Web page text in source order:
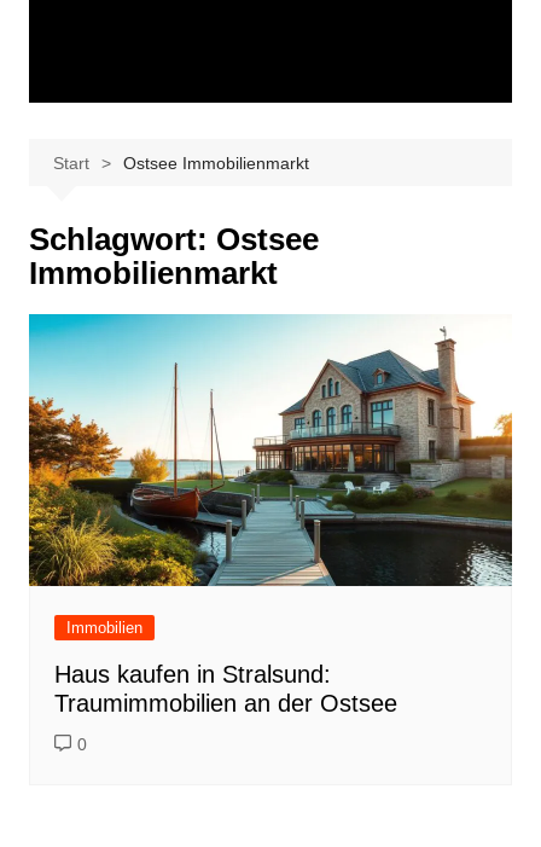
Start Ostsee Immobilienmarkt
Schlagwort: Ostsee
Immobilienmarkt
Immobilien
Haus kaufen in Stralsund:
Traumimmobilien an der Ostsee
0